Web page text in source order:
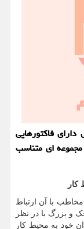
فاكتورهایی
ای متناسب
کار
با آن ارتباط
و بزرگ با در نظر
خود به محیط کار